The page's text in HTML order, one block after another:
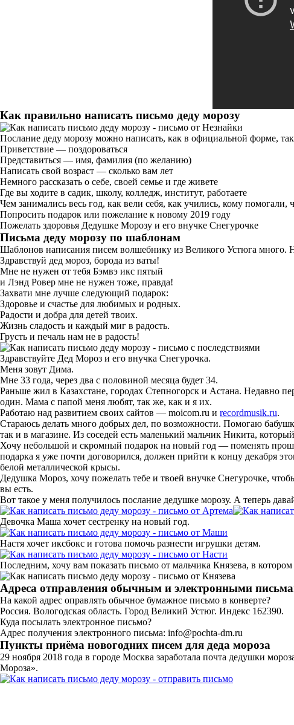
Как правильно написать письмо деду морозу
Послание деду морозу можно написать, как в официальной форме,
Приветствие — поздороваться
Представиться — имя, фамилия (по желанию)
Написать свой возраст — сколько вам лет
Немного рассказать о себе, своей семье и где живете
Где вы ходите в садик, школу, колледж, институт, работаете
Чем занимались весь год, как вели себя, как учились, кому помогали,
Попросить подарок или пожелание к новому 2019 году
Пожелать здоровья Дедушке Морозу и его внучке Снегурочке
Письма деду морозу по шаблонам
Шаблонов написания писем волшебнику из Великого Устюга много.
Здравствуй дед мороз, борода из ваты!
Мне не нужен от тебя Бэмвэ икс пятый
и Лэнд Ровер мне не нужен тоже, правда!
Захвати мне лучше следующий подарок:
Здоровье и счастье для любимых и родных.
Радости и добра для детей твоих.
Жизнь сладость и каждый миг в радость.
Грусть и печаль нам не в радость!
Здравствуйте Дед Мороз и его внучка Снегурочка.
Меня зовут Дима.
Мне 33 года, через два с половиной месяца будет 34.
Раньше жил в Казахстане, городах Степногорск и Астана. Недавно
один. Мама с папой меня любят, так же, как и я их.
Работаю над развитием своих сайтов — moicom.ru и recordmusik.ru.
Стараюсь делать много добрых дел, по возможности. Помогаю
так и в магазине. Из соседей есть маленький мальчик Никита,
Хочу небольшой и скромный подарок на новый год — поменять
подарка я уже почти договорился, должен прийти к концу декабря
белой металлической крысы.
Дедушка Мороз, хочу пожелать тебе и твоей внучке Снегурочке,
вы есть.
Вот такое у меня получилось послание дедушке морозу. А теперь
Девочка Маша хочет сестренку на новый год.
Настя хочет иксбокс и готова помочь разнести игрушки детям.
Последним, хочу вам показать письмо от мальчика Князева, в
Адреса отправления обычным и электронными
На какой адрес оправлять обычное бумажное письмо в конверте?
Россия. Вологодская область. Город Великий Устюг. Индекс 162390.
Куда посылать электронное письмо?
Адрес получения электронного письма: info@pochta-dm.ru
Пункты приёма новогодних писем для деда мороза
29 ноября 2018 года в городе Москва заработала почта дедушки
Мороза».